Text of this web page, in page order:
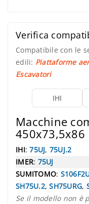
Verifica
Compatibile con le
edili: Piattaforme
Escavatori
IHI
Macchine
450x73,5x86
IHI:75UJ, 75UJ.2
IMER: 75UJ
SUMITOMO:
SH75U.2,SH75URG,
Se il modello non è